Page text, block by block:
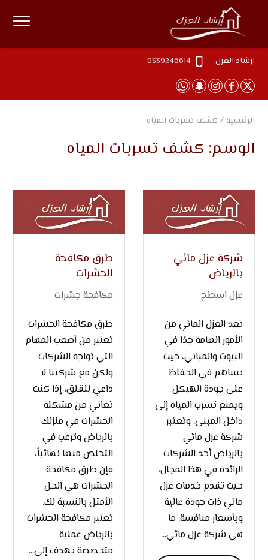
ارشاد العزل 0539246614
الرئيسية / كشف تسربات المياه
الوسم: كشف تسربات المياه
شركة عزل مائي
بالرياض
عزل اسطح
تعد العزل المائي من
الأمور الهامة جدًا في
البيوت والمباني، حيث
يساهم في الحفاظ
على جودة الهيكل
ويمنع تسرب المياه إلى
داخل المبنى. وتعتبر
شركة عزل مائي
بالرياض أحد الشركات
الرائدة في هذا المجال،
حيث تقدم خدمات عزل
مائي ذات جودة عالية
وبأسعار منافسة. ما
هي شركة عزل مائي...
طرق مكافحة
الحشرات
مكافحة جشرات
طرق مكافحة الحشرات
تعتبر من أصعب المهام
التي تواجه الشركات
ولكن مع شركتنا لا
داعي للقلق، إذا كنت
تعاني من مشكلة
الحشرات في منزلك
بالرياض وترغب في
التخلص منها نهائياً،
فإن طرق مكافحة
الحشرات هي الحل
الأمثل بالنسبة لك.
تعتبر مكافحة الحشرات
بالرياض عملية
متخصصة تهدف إلى...